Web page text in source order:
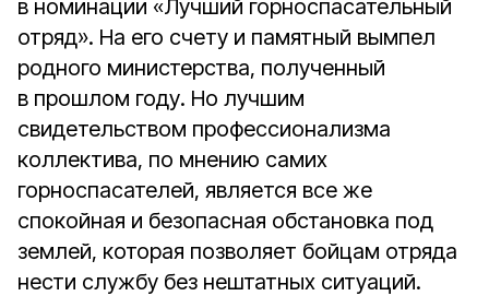
в номинации «Лучший горноспасательный
отряд». На его счету и памятный вымпел
родного министерства, полученный
в прошлом году. Но лучшим
свидетельством профессионализма
коллектива, по мнению самих
горноспасателей, является все же
спокойная и безопасная обстановка под
землей, которая позволяет бойцам отряда
нести службу без нештатных ситуаций.